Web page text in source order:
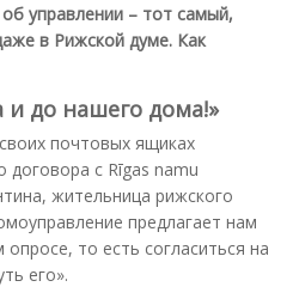
управлении – тот самый,
в Рижской думе. Как
и до нашего дома!»
почтовых ящиках
договора с Rīgas namu
жительница рижского
предлагает нам
то есть согласиться на
его».